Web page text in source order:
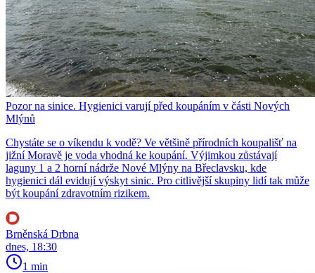
Pozor na sinice. Hygienici varují před koupáním v části Nových
Mlýnů
Chystáte se o víkendu k vodě? Ve většině přírodních koupališť na
jižní Moravě je voda vhodná ke koupání. Výjimkou zůstávají
laguny 1 a 2 horní nádrže Nové Mlýny na Břeclavsku, kde
hygienici dál evidují výskyt sinic. Pro citlivější skupiny lidí tak může
být koupání zdravotním rizikem.
Brněnská Drbna
dnes, 18:30
1 min